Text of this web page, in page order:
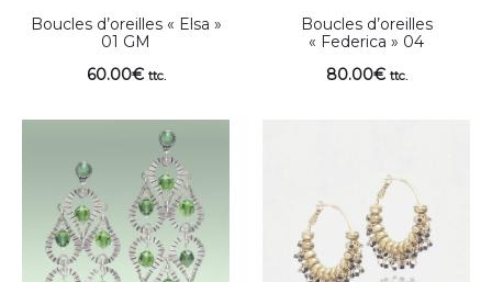
Boucles d’oreilles « Elsa »
01 GM
60.00€ ttc.
Boucles d’oreilles
« Federica » 04
80.00€ ttc.